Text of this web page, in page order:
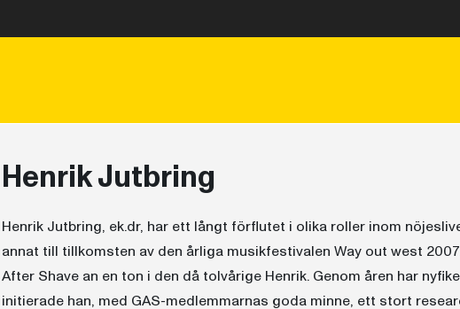
Henrik Jutbring
Henrik Jutbring, ek.dr, har ett långt förflutet i olika roller inom
annat till tillkomsten av den årliga musikfestivalen Way out west
After Shave an en ton i den då tolvårige Henrik. Genom åren har
initierade han, med GAS-medlemmarnas goda minne, ett stort